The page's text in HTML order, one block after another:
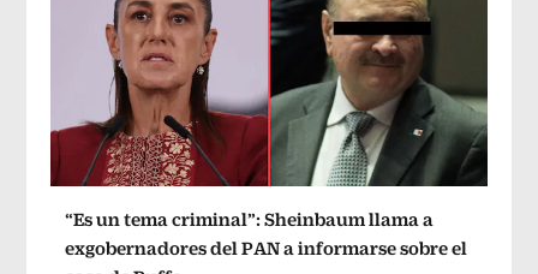
“Es un tema criminal”: Sheinbaum llama a
exgobernadores del PAN a informarse sobre el